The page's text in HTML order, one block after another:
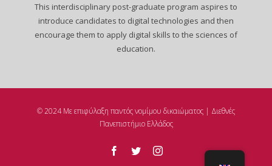
This interdisciplinary post-graduate program aspires to
introduce candidates to digital technologies and then
encourage them to apply digital skills to the sciences of
education.
© 2024 Με επιφύλαξη παντός νομίμου δικαιώματος | Διεθνές
Πανεπιστήμιο Ελλάδος